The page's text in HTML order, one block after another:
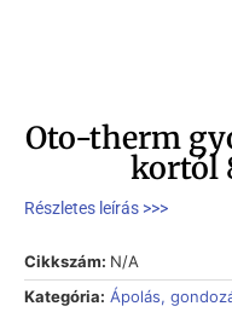
Oto-therm
kortól
Részletes leírás >>>
Cikkszám: N/A
Kategória: Ápolás,